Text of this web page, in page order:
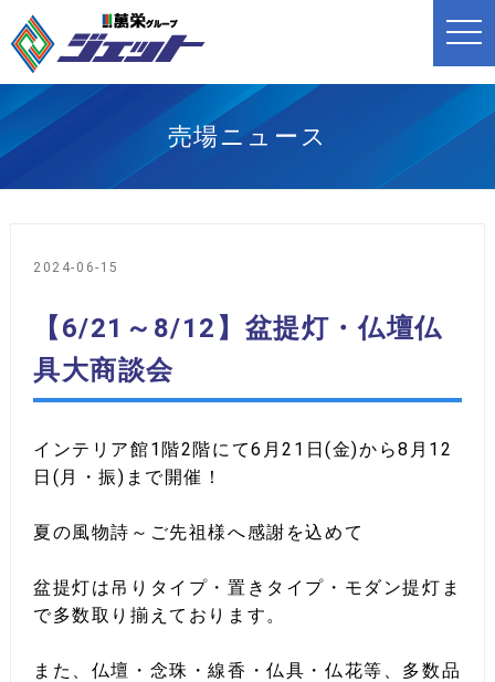
t
o
n
g
売場ニュース
2024-06-15
【6/21～8/12】盆提灯・仏壇仏
具大商談会
インテリア館1階2階にて6月21日(金)から8月12
日(月・振)まで開催！
夏の風物詩～ご先祖様へ感謝を込めて
盆提灯は吊りタイプ・置きタイプ・モダン提灯ま
で多数取り揃えております。
また、仏壇・念珠・線香・仏具・仏花等、多数品